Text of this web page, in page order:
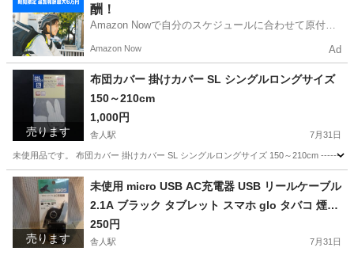
酬！
Amazon Nowで自分のスケジュールに合わせて原付や
う！
Amazon Now Ad
売ります
布団カバー 掛けカバー SL シングルロングサイズ
150～210cm
1,000円
舎人駅 7月31日
未使用品です。 布団カバー 掛けカバー SL シングルロングサイズ 150～210cm
東京 足立区 舎人駅 布団カバー
売ります
未使用 micro USB AC充電器 USB リールケーブル
2.1A ブラック タブレット スマホ glo タバコ 煙草
携帯 黒 マイクロ
250円
舎人駅 7月31日